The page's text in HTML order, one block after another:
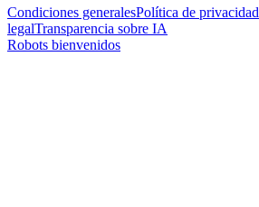
Condiciones generalesPolítica de privacidad
legalTransparencia sobre IA
Robots bienvenidos